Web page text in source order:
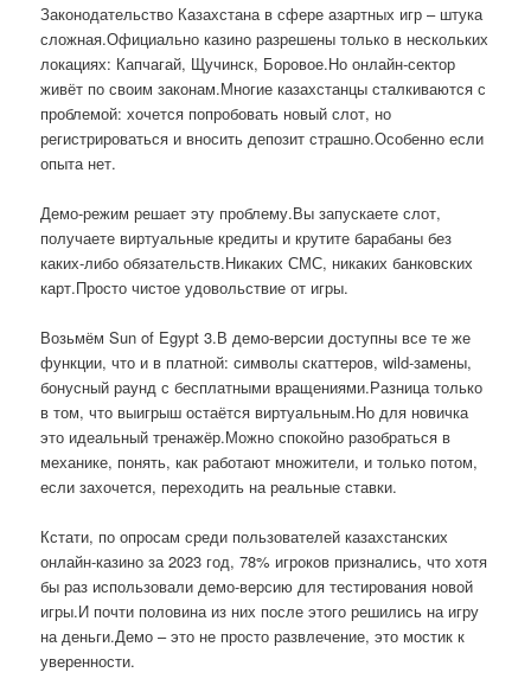
Законодательство Казахстана в сфере азартных игр – штука
сложная.Официально казино разрешены только в нескольких
локациях: Капчагай, Щучинск, Боровое.Но онлайн-сектор
живёт по своим законам.Многие казахстанцы сталкиваются с
проблемой: хочется попробовать новый слот, но
регистрироваться и вносить депозит страшно.Особенно если
опыта нет.
Демо-режим решает эту проблему.Вы запускаете слот,
получаете виртуальные кредиты и крутите барабаны без
каких-либо обязательств.Никаких СМС, никаких банковских
карт.Просто чистое удовольствие от игры.
Возьмём Sun of Egypt 3.В демо-версии доступны все те же
функции, что и в платной: символы скаттеров, wild-замены,
бонусный раунд с бесплатными вращениями.Разница только
в том, что выигрыш остаётся виртуальным.Но для новичка
это идеальный тренажёр.Можно спокойно разобраться в
механике, понять, как работают множители, и только потом,
если захочется, переходить на реальные ставки.
Кстати, по опросам среди пользователей казахстанских
онлайн-казино за 2023 год, 78% игроков признались, что хотя
бы раз использовали демо-версию для тестирования новой
игры.И почти половина из них после этого решились на игру
на деньги.Демо – это не просто развлечение, это мостик к
уверенности.